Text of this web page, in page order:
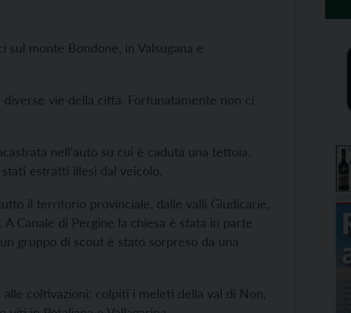
monte Bondone, in Valsugana e
vie della città. Fortunatamente non ci
nell’auto su cui è caduta una tettoia.
estratti illesi dal veicolo.
il territorio provinciale, dalle valli Giudicarie,
A Canale di Pergine la chiesa è stata in parte
gruppo di scout è stato sorpreso da una
coltivazioni: colpiti i meleti della val di Non,